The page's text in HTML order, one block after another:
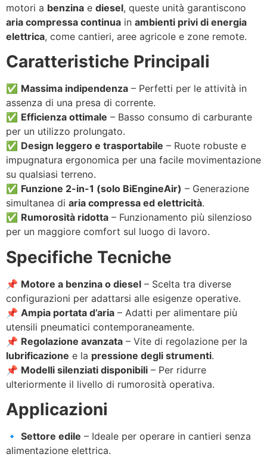
motori a benzina e diesel, queste unità garantiscono
aria compressa continua in ambienti privi di energia
elettrica, come cantieri, aree agricole e zone remote.
Caratteristiche Principali
✅ Massima indipendenza – Perfetti per le attività in
assenza di una presa di corrente.
✅ Efficienza ottimale – Basso consumo di carburante
per un utilizzo prolungato.
✅ Design leggero e trasportabile – Ruote robuste e
impugnatura ergonomica per una facile movimentazione
su qualsiasi terreno.
✅ Funzione 2-in-1 (solo BiEngineAir) – Generazione
simultanea di aria compressa ed elettricità.
✅ Rumorosità ridotta – Funzionamento più silenzioso
per un maggiore comfort sul luogo di lavoro.
Specifiche Tecniche
📌 Motore a benzina o diesel – Scelta tra diverse
configurazioni per adattarsi alle esigenze operative.
📌 Ampia portata d’aria – Adatti per alimentare più
utensili pneumatici contemporaneamente.
📌 Regolazione avanzata – Vite di regolazione per la
lubrificazione e la pressione degli strumenti.
📌 Modelli silenziati disponibili – Per ridurre
ulteriormente il livello di rumorosità operativa.
Applicazioni
🔹 Settore edile – Ideale per operare in cantieri senza
alimentazione elettrica.